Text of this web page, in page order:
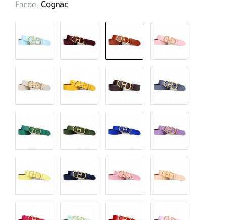
Farbe: Cognac